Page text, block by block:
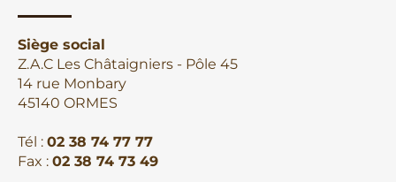
Siège social
Z.A.C Les Châtaigniers - Pôle 45
14 rue Monbary
45140 ORMES
Tél : 02 38 74 77 77
Fax : 02 38 74 73 49